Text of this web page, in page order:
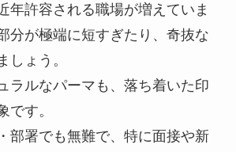
年許容される職場が増えていま
分が極端に短すぎたり、奇抜な
しょう。
ラルなパーマも、落ち着いた印
です。
部署でも無難で、特に面接や新